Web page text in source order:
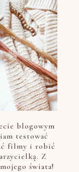
blogowym
testować
filmy i robić
Z
świata!